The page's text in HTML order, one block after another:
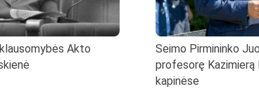
Akto
Seimo Pirmininko
profesorę Kazimierą
kapinėse